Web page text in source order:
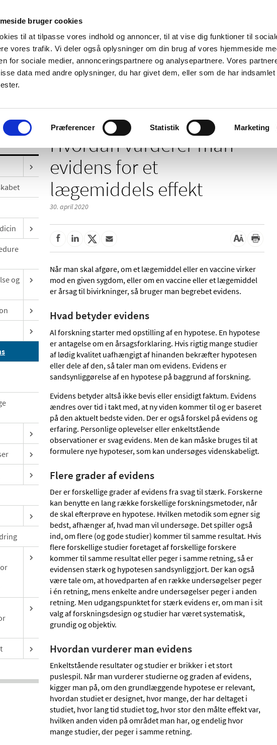
bruger cookies
til at tilpasse vores indhold og annoncer, til at vise dig funktioner til
vores trafik. Vi deler også oplysninger om din brug af vores hjemmeside
for sociale medier, annonceringspartnere og analysepartnere. Vores
data med andre oplysninger, du har givet dem, eller som de har indsamlet
Præferencer Statistik Marketing
Nyheder Om os Kontakt
Bivirkninger og
produktinformation
Tilskud og
Apoteker og salg af
og
Hvordan vurderer man
evidens for et
lægemiddels effekt
30. april 2020
Når man skal afgøre, om et lægemiddel eller en vaccine virker
mod en given sygdom, eller om en vaccine eller et lægemiddel
er årsag til bivirkninger, så bruger man begrebet evidens.
Hvad betyder evidens
Al forskning starter med opstilling af en hypotese. En hypotese
er antagelse om en årsagsforklaring. Hvis rigtig mange studier
af lødig kvalitet uafhængigt af hinanden bekræfter hypotesen
eller dele af den, så taler man om evidens. Evidens er
sandsynliggørelse af en hypotese på baggrund af forskning.
Evidens betyder altså ikke bevis eller ensidigt faktum. Evidens
ændres over tid i takt med, at ny viden kommer til og er baseret
på den aktuelt bedste viden. Der er også forskel på evidens og
erfaring. Personlige oplevelser eller enkeltstående
observationer er svag evidens. Men de kan måske bruges til at
formulere nye hypoteser, som kan undersøges videnskabeligt.
Flere grader af evidens
Der er forskellige grader af evidens fra svag til stærk. Forskerne
kan benytte en lang række forskellige forskningsmetoder, når
de skal efterprøve en hypotese. Hvilken metodik som egner sig
bedst, afhænger af, hvad man vil undersøge. Det spiller også
ind, om flere (og gode studier) kommer til samme resultat. Hvis
flere forskellige studier foretaget af forskellige forskere
kommer til samme resultat eller peger i samme retning, så er
evidensen stærk og hypotesen sandsynliggjort. Der kan også
være tale om, at hovedparten af en række undersøgelser peger
i én retning, mens enkelte andre undersøgelser peger i anden
retning. Men udgangspunktet for stærk evidens er, om man i sit
valg af forskningsdesign og studier har været systematisk,
grundig og objektiv.
Hvordan vurderer man evidens
Enkeltstående resultater og studier er brikker i et stort
puslespil. Når man vurderer studierne og graden af evidens,
kigger man på, om den grundlæggende hypotese er relevant,
hvordan studiet er designet, hvor mange, der har deltaget i
studiet, hvor lang tid studiet tog, hvor stor den målte effekt var,
hvilken anden viden på området man har, og endelig hvor
mange studier, der peger i samme retning.